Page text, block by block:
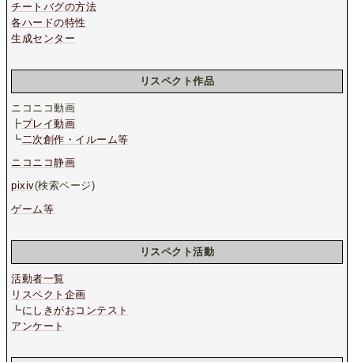
チートバグの方法
各ハードの特性
生成センター
リスペクト作品
ニコニコ動画
┣プレイ動画
┗二次創作・イルーム等
ニコニコ静画
pixiv(検索ページ)
ゲーム等
リスペクト活動
活動者一覧
リスペクト企画
┗にしきがおコンテスト
アンケート